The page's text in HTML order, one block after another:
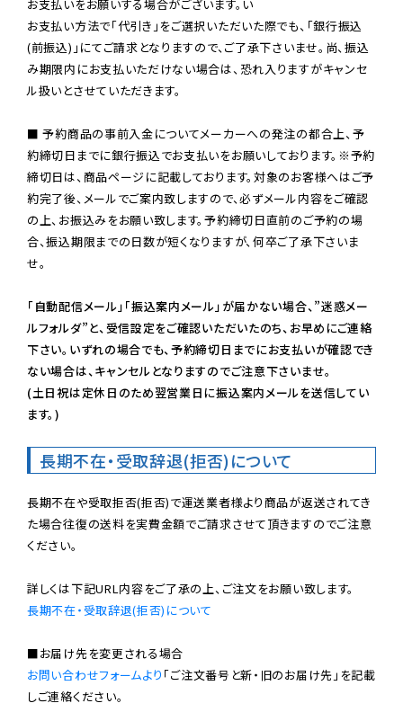
お支払いをお願いする場合がございます。い
お支払い方法で「代引き」をご選択いただいた際でも、「銀行振込
(前振込)」にてご請求となりますので、ご了承下さいませ。尚、振込
み期限内にお支払いただけない場合は、恐れ入りますがキャンセ
ル扱いとさせていただきます。
■ 予約商品の事前入金についてメーカーへの発注の都合上、予
約締切日までに銀行振込でお支払いをお願いしております。※予約
締切日は、商品ページに記載しております。対象のお客様へはご予
約完了後、メールでご案内致しますので、必ずメール内容をご確認
の上、お振込みをお願い致します。予約締切日直前のご予約の場
合、振込期限までの日数が短くなりますが、何卒ご了承下さいま
せ。
「自動配信メール」「振込案内メール」が届かない場合、”迷惑メー
ルフォルダ”と、受信設定をご確認いただいたのち、お早めにご連絡
下さい。いずれの場合でも、予約締切日までにお支払いが確認でき
ない場合は、キャンセルとなりますのでご注意下さいませ。
(土日祝は定休日のため翌営業日に振込案内メールを送信してい
ます。)
長期不在・受取辞退(拒否)について
長期不在や受取拒否(拒否)で運送業者様より商品が返送されてき
た場合往復の送料を実費金額でご請求させて頂きますのでご注意
ください。
長期不在・受取辞退(拒否)について
お問い合わせフォームより 「ご注文番号と新・旧のお届け先」を記載
しご連絡ください。